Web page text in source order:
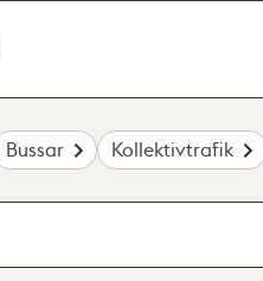
Bussar Kollektivtrafik